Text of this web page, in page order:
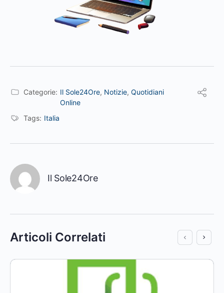
Categorie: Il Sole24Ore, Notizie, Quotidiani
Online
Tags: Italia
Il Sole24Ore
Articoli Correlati